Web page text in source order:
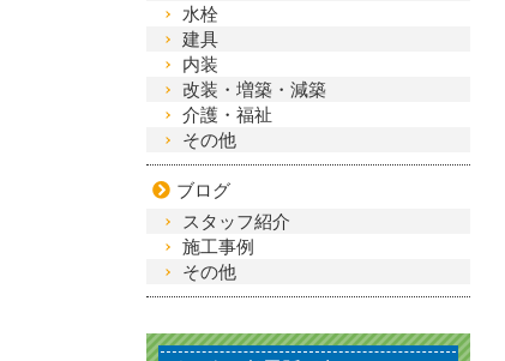
水栓
建具
内装
改装・増築・減築
介護・福祉
その他
ブログ
スタッフ紹介
施工事例
その他